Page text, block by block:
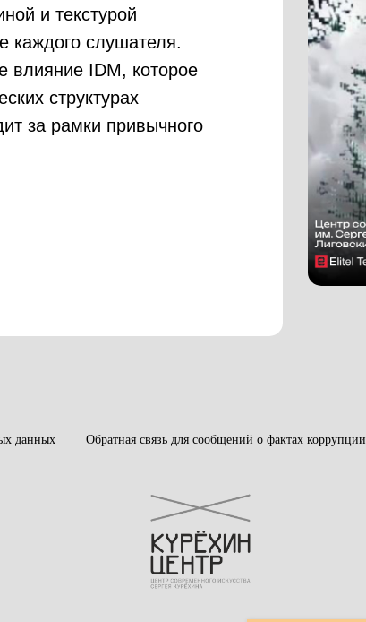
и текстурой
каждого слушателя.
влияние IDM, которое
структурах
за рамки привычного
данных Обратная связь для сообщений о фактах коррупции